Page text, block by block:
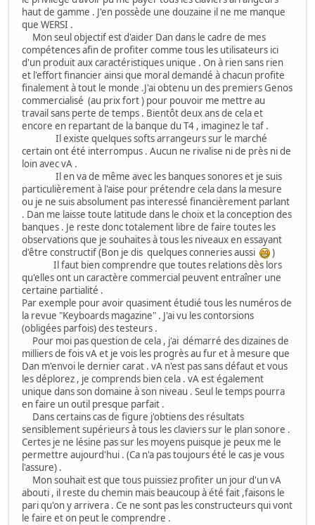
haut de gamme . J'en possède une douzaine il ne me manque
que WERSI .
Mon seul objectif est d'aider Dan dans le cadre de mes
compétences afin de profiter comme tous les utilisateurs ici
d'un produit aux caractéristiques unique . On à rien sans rien
et l'effort financier ainsi que moral demandé à chacun profite
finalement à tout le monde .J'ai obtenu un des premiers Genos
commercialisé (au prix fort ) pour pouvoir me mettre au
travail sans perte de temps . Bientôt deux ans de cela et
encore en repartant de la banque du T4 , imaginez le taf .
Il existe quelques softs arrangeurs sur le marché
certain ont été interrompus . Aucun ne rivalise ni de près ni de
loin avec vA .
Il en va de même avec les banques sonores et je suis
particulièrement à l'aise pour prétendre cela dans la mesure
ou je ne suis absolument pas interessé financièrement parlant
. Dan me laisse toute latitude dans le choix et la conception des
banques . Je reste donc totalement libre de faire toutes les
observations que je souhaites à tous les niveaux en essayant
d'être constructif (Bon je dis quelques conneries aussi
)
Il faut bien comprendre que toutes relations dès lors
qu'elles ont un caractère commercial peuvent entraîner une
certaine partialité .
Par exemple pour avoir quasiment étudié tous les numéros de
la revue "Keyboards magazine" . J'ai vu les contorsions
(obligées parfois) des testeurs .
Pour moi pas question de cela , j'ai démarré des dizaines de
milliers de fois vA et je vois les progrès au fur et à mesure que
Dan m'envoi le dernier carat . vA n'est pas sans défaut et vous
les déplorez , je comprends bien cela . vA est également
unique dans son domaine à son niveau . Seul le temps pourra
en faire un outil presque parfait .
Dans certains cas de figure j'obtiens des résultats
sensiblement supérieurs à tous les claviers sur le plan sonore .
Certes je ne lésine pas sur les moyens puisque je peux me le
permettre aujourd'hui . (Ca n'a pas toujours été le cas je vous
l'assure) .
Mon souhait est que tous puissiez profiter un jour d'un vA
abouti , il reste du chemin mais beaucoup à été fait ,faisons le
pari qu'on y arrivera . Ce ne sont pas les constructeurs qui vont
le faire et on peut le comprendre .